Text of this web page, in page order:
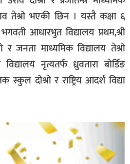
तेश्रो भएकी छिन । यस्तै कक्षा ६
आधारभुत विद्यालय प्रथम,श्री
र जनता माध्यमिक विद्यालय तेश्रो
नृत्यतर्फ ध्रुवतारा बोर्डिङ
स्कुल दोश्रो र राष्ट्रिय आदर्श विद्या